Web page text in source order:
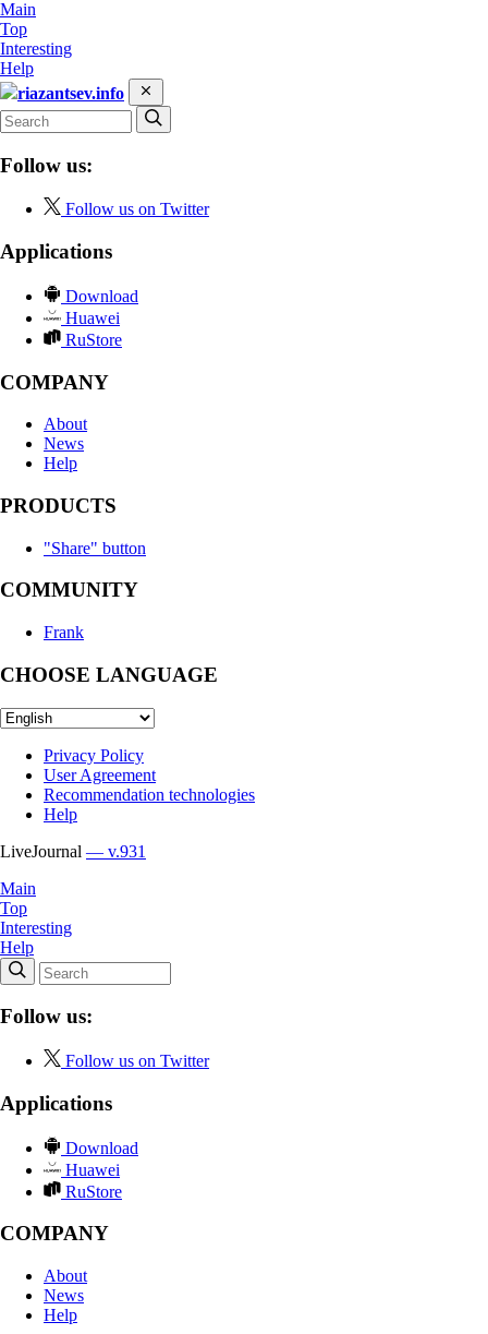
Main
Top
Interesting
Help
riazantsev.info
Follow us:
Follow us on Twitter
Applications
Download
Huawei
RuStore
COMPANY
About
News
Help
PRODUCTS
"Share" button
COMMUNITY
Frank
CHOOSE LANGUAGE
Privacy Policy
User Agreement
Recommendation technologies
Help
LiveJournal — v.931
Main
Top
Interesting
Help
Follow us:
Follow us on Twitter
Applications
Download
Huawei
RuStore
COMPANY
About
News
Help